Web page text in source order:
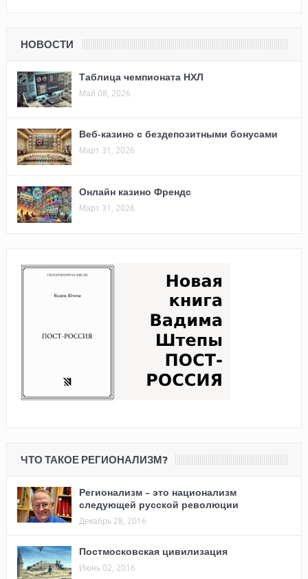
НОВОСТИ
Таблица чемпионата НХЛ
Май 08, 2026
Веб-казино с бездепозитными бонусами
Март 31, 2026
Онлайн казино Френдс
Март 31, 2026
ЧТО ТАКОЕ РЕГИОНАЛИЗМ?
Регионализм – это национализм
следующей русской революции
Декабрь 28, 2016
Постмосковская цивилизация
Июнь 02, 2016